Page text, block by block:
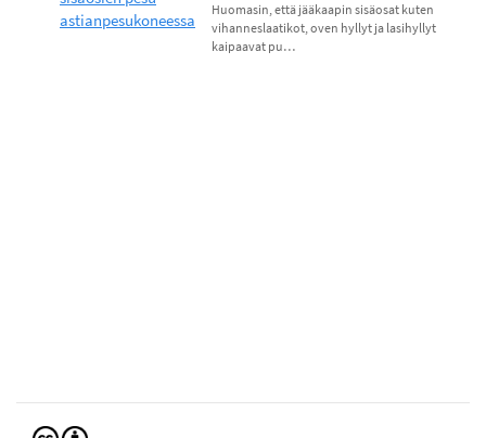
astianpesukoneessa
Huomasin, että jääkaapin sisäosat kuten
vihanneslaatikot, oven hyllyt ja lasihyllyt
kaipaavat pu…